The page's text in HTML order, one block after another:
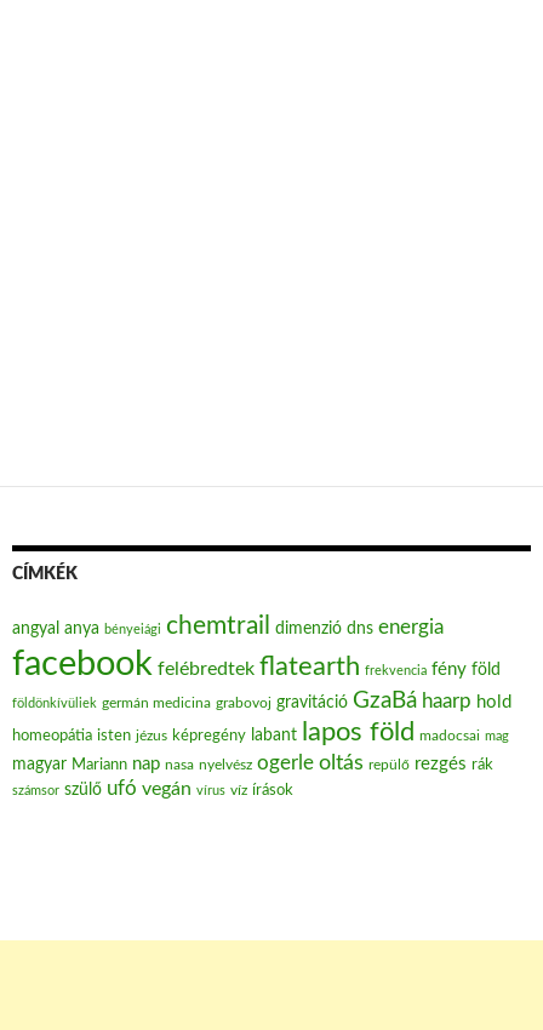
CÍMKÉK
angyal anya bényeiági chemtrail dimenzió dns energia
facebook felébredtek flatearth frekvencia fény föld
földönkívüliek germán medicina grabovoj gravitáció GzaBá haarp hold
homeopátia isten jézus képregény labant lapos föld madocsai mag
magyar Mariann nap nasa nyelvész ogerle oltás repülő rezgés rák
számsor szülő ufó vegán vírus víz írások